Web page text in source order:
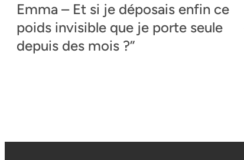
Emma – Et si je déposais enfin ce
poids invisible que je porte seule
depuis des mois ?”